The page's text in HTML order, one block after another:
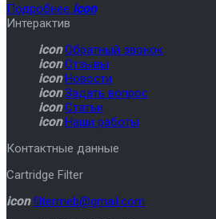
Подробнее icon
Интерактив
icon Обратный звонок
icon Отзывы
icon Новости
icon Задать вопрос
icon Статьи
icon Наши работы
Контактные данные
Cartridge Filter
icon filtermeb@gmail.com